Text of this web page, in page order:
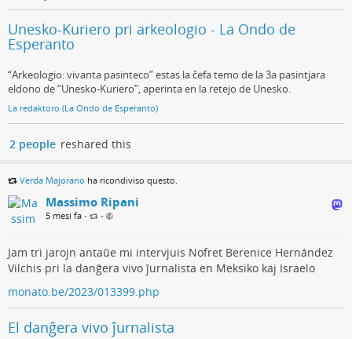
Unesko-Kuriero pri arkeologio - La Ondo de
Esperanto
“Arkeologio: vivanta pasinteco” estas la ĉefa temo de la 3a pasintjara
eldono de “Unesko-Kuriero”, aperinta en la retejo de Unesko.
La redaktoro (La Ondo de Esperanto)
2 people reshared this
Verda Majorano ha ricondiviso questo.
Massimo Ripani
5 mesi fa • •
Jam tri jarojn antaŭe mi intervjuis Nofret Berenice Hernández
Vilchis pri la danĝera vivo ĵurnalista en Meksiko kaj Israelo
monato.be/2023/013399.php
El danĝera vivo ĵurnalista